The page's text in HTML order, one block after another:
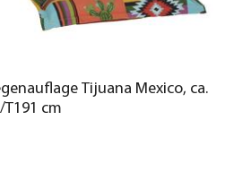
Tijuana Mexico, ca.
T191 cm